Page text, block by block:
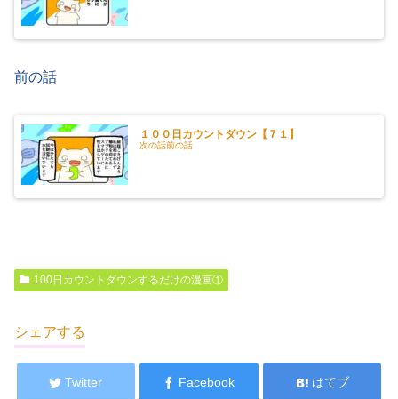
前の話
１００日カウントダウン【７１】
次の話前の話
100日カウントダウンするだけの漫画①
シェアする
Twitter Facebook はてブ